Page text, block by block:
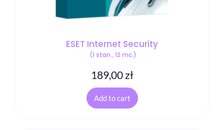
ESET Internet Security
(1 stan., 12 mc.)
189,00 zł
Add to cart